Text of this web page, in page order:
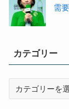
需
カテゴリー